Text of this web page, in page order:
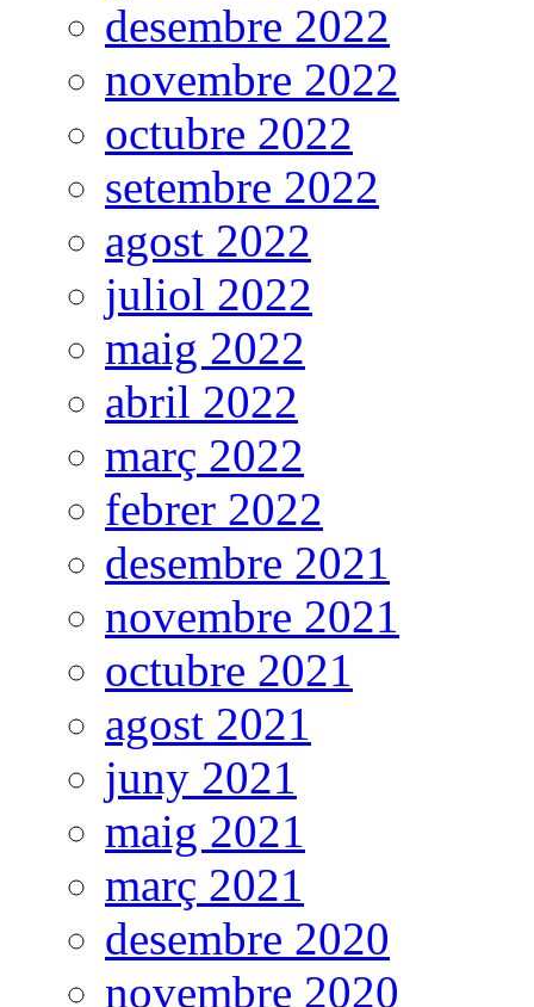
desembre 2022
novembre 2022
octubre 2022
setembre 2022
agost 2022
juliol 2022
maig 2022
abril 2022
març 2022
febrer 2022
desembre 2021
novembre 2021
octubre 2021
agost 2021
juny 2021
maig 2021
març 2021
desembre 2020
novembre 2020